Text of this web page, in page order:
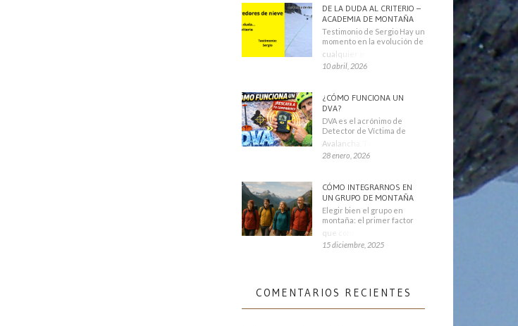
DE LA DUDA AL CRITERIO –
ACADEMIA DE MONTAÑA
Testimonio de Sergio Hay un
momento en la evolución de
cualquier montañero
10 abril, 2026
¿CÓMO FUNCIONA UN
DVA?
DVA es el acrónimo de
Detector de Víctima de
Avalancha. También se
28 enero, 2026
CÓMO INTEGRARNOS EN
UN GRUPO DE MONTAÑA
Elegir bien el grupo en
montaña: el primer factor
que condiciona tu
15 diciembre, 2025
COMENTARIOS RECIENTES